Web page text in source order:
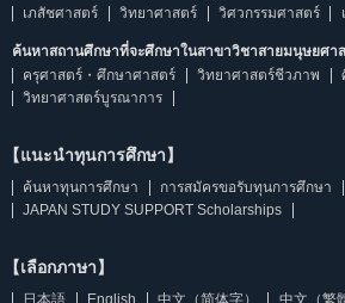
เภสัชศาสตร์
วิทยาศาสตร์ วิศวกรรมศาสตร์
ค้นหาสถานศึกษาที่จะศึกษาในสาขาวิชาสายมนุษยศา
ครุศาสตร์・ศึกษาศาสตร์
วิทยาศาสตร์ชีวภาพ
วิทยาศาสตร์บูรณาการ
【แนะนำทุนการศึกษา】
ค้นหาทุนการศึกษา
การสมัครขอรับทุนการศึกษา
JAPAN STUDY SUPPORT Scholarships
【เลือกภาษา】
日本語 English 中文（简体字） 中文（繁